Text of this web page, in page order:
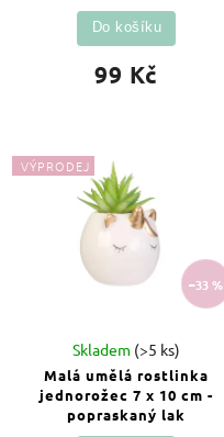
99 Kč
Do košíku
VÝPRODEJ
–33 %
Malá umělá rostlinka
jednorožec 7 x 10 cm -
popraskaný lak
Skladem (>5 ks)